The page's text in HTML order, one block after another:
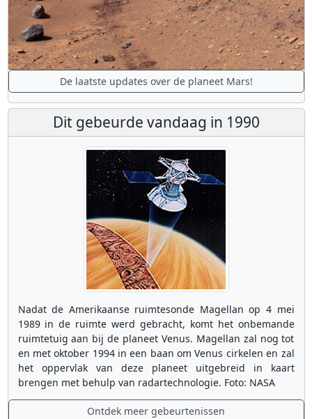
De laatste updates over de planeet Mars!
Dit gebeurde vandaag in 1990
Nadat de Amerikaanse ruimtesonde Magellan op 4 mei
1989 in de ruimte werd gebracht, komt het onbemande
ruimtetuig aan bij de planeet Venus. Magellan zal nog tot
en met oktober 1994 in een baan om Venus cirkelen en zal
het oppervlak van deze planeet uitgebreid in kaart
brengen met behulp van radartechnologie. Foto: NASA
Ontdek meer gebeurtenissen